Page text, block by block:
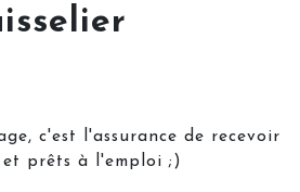
c'est l'assurance de recevoir
et prêts à l'emploi ;)